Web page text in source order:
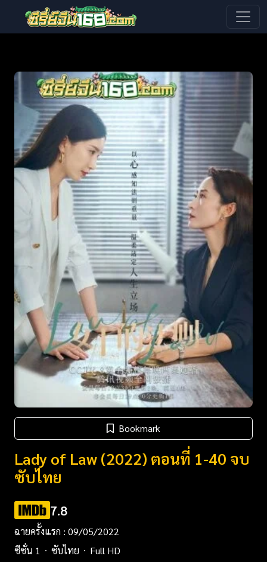
Bookmark
Lady of Law (2022) ตอนที่ 1-40 จบ
ซับไทย
7.8
ฉายครั้งแรก : 09/05/2022
ซีซั่น 1
ซับไทย
Full HD